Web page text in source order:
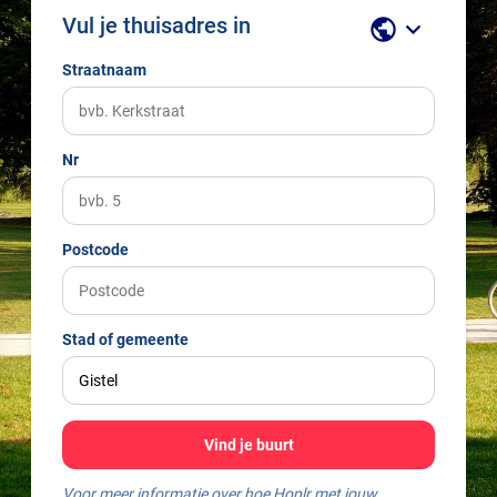
Vul je thuisadres in public keyboard_arrow_down
Straatnaam
Nr
Postcode
Stad of gemeente
Vind je buurt
Voor meer informatie over hoe Hoplr met jouw